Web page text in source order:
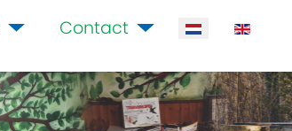
Contact Selecteer de